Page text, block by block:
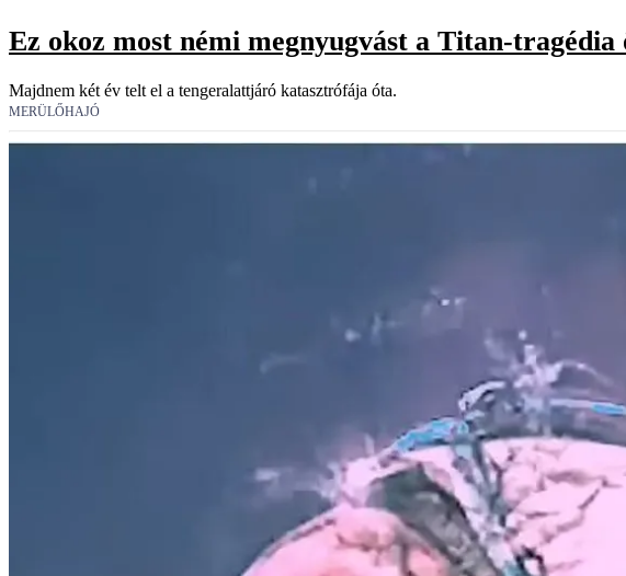
Ez okoz most némi megnyugvást a Titan-
Majdnem két év telt el a tengeralattjáró katasztrófája óta.
MERÜLŐHAJÓ